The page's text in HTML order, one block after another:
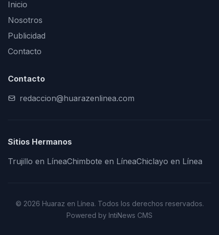
Inicio
Nosotros
Publicidad
Contacto
Contacto
redaccion@huarazenlinea.com
Sitios Hermanos
Trujillo en LíneaChimbote en LíneaChiclayo en Línea
© 2026 Huaraz en Línea. Todos los derechos reservados.
Powered by IntiNews CMS